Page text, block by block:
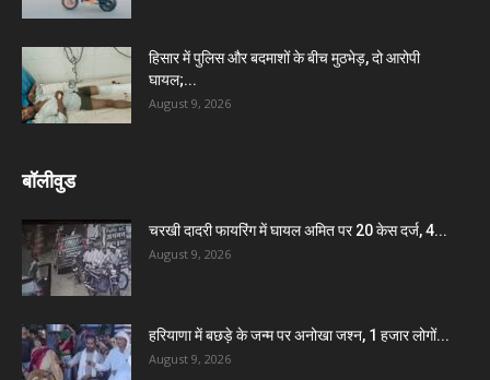
हिसार में पुलिस और बदमाशों के बीच मुठभेड़, दो आरोपी
घायल;...
August 9, 2026
बॉलीवुड
चरखी दादरी फायरिंग में घायल अमित पर 20 केस दर्ज, 4...
August 9, 2026
हरियाणा में बछड़े के जन्म पर अनोखा जश्न, 1 हजार लोगों...
August 9, 2026